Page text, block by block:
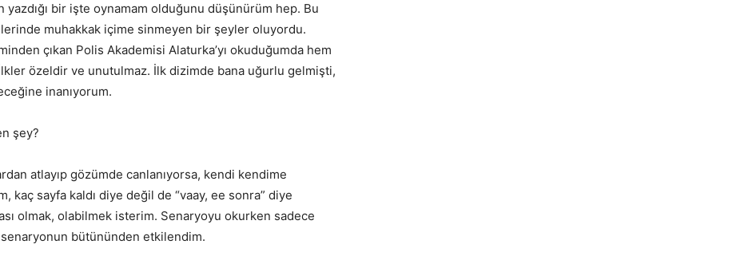
yazdığı bir işte oynamam olduğunu düşünürüm hep. Bu
muhakkak içime sinmeyen bir şeyler oluyordu.
çıkan Polis Akademisi Alaturka’yı okuduğumda hem
özeldir ve unutulmaz. İlk dizimde bana uğurlu gelmişti,
inanıyorum.
şey?
atlayıp gözümde canlanıyorsa, kendi kendime
kaç sayfa kaldı diye değil de “vaay, ee sonra” diye
olmak, olabilmek isterim. Senaryoyu okurken sadece
bütününden etkilendim.